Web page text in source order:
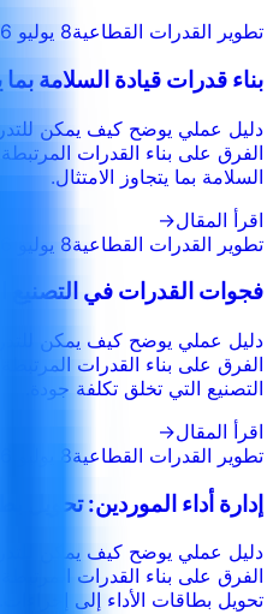
تطوير القدرات القطاعية8 يوليو 2026
بناء قدرات قيادة السلامة بما
دليل عملي يوضح كيف يمكن
الفرق على بناء القدرات
السلامة بما يتجاوز الامتثال.
اقرأ المقال→
تطوير القدرات القطاعية8 يوليو 2026
فجوات القدرات في التصنيع
دليل عملي يوضح كيف يمكن
الفرق على بناء القدرات
التصنيع التي تخلق تكلفة جودة.
اقرأ المقال→
تطوير القدرات القطاعية8 يوليو 2026
إدارة أداء الموردين: تحويل
دليل عملي يوضح كيف يمكن
الفرق على بناء القدرات
تحويل بطاقات الأداء إلى إجراءات.